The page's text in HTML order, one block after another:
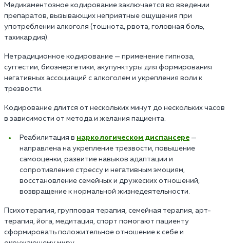
Медикаментозное кодирование заключается во введении
препаратов, вызывающих неприятные ощущения при
употреблении алкоголя (тошнота, рвота, головная боль,
тахикардия).
Нетрадиционное кодирование — применение гипноза,
суггестии, биоэнергетики, акупунктуры для формирования
негативных ассоциаций с алкоголем и укрепления воли к
трезвости.
Кодирование длится от нескольких минут до нескольких часов
в зависимости от метода и желания пациента.
Реабилитация в наркологическом диспансере —
направлена на укрепление трезвости, повышение
самооценки, развитие навыков адаптации и
сопротивления стрессу и негативным эмоциям,
восстановление семейных и дружеских отношений,
возвращение к нормальной жизнедеятельности.
Психотерапия, групповая терапия, семейная терапия, арт-
терапия, йога, медитация, спорт помогают пациенту
сформировать положительное отношение к себе и